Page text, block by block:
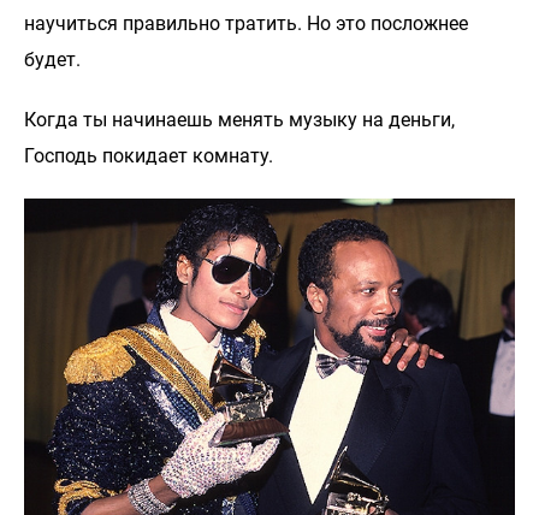
научиться правильно тратить. Но это посложнее
будет.
Когда ты начинаешь менять музыку на деньги,
Господь покидает комнату.